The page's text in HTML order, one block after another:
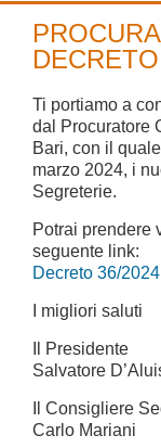
Ti portiamo a
dal Procuratore
Bari, con il
marzo 2024, i
Segreterie.
Potrai prendere
seguente link:
Decreto 36/2024
I migliori saluti
Il Presidente
Salvatore
Il Consigliere
Carlo Mariani